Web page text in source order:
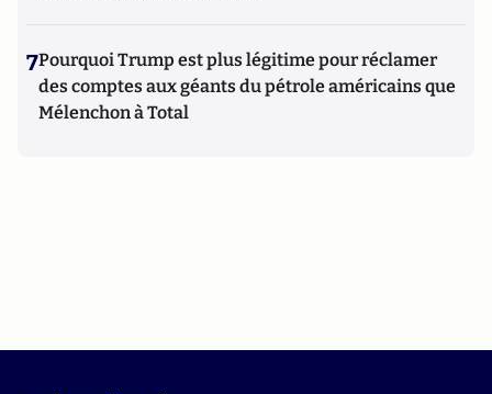
7Pourquoi Trump est plus légitime pour réclamer
des comptes aux géants du pétrole américains que
Mélenchon à Total